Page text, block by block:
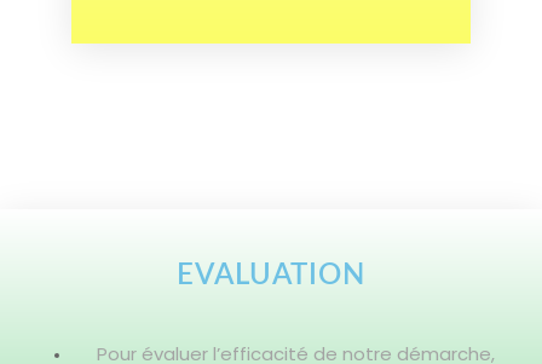
EVALUATION
Pour évaluer l’efficacité de notre démarche,